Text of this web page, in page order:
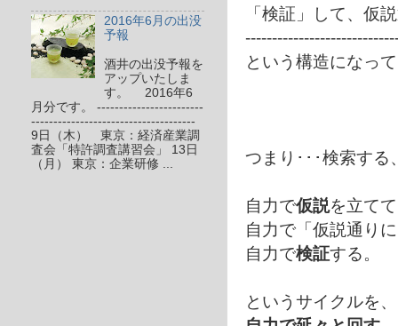
「検証」して、仮
という構造になっ
つまり･･･検索する
自力で仮説を立て
自力で「仮説通り
自力で検証する。
というサイクルを、
2016年6月の出没
予報
酒井の出没予報を
アップいたしま
す。 2016年6
月分です。 ------------------------
-------------------------------------
9日（木） 東京：経済産業調
査会「特許調査講習会」 13日
（月） 東京：企業研修 ...